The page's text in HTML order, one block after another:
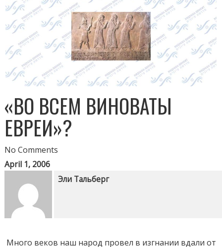
«ВО ВСЕМ ВИНОВАТЫ
ЕВРЕИ»?
No Comments
April 1, 2006
Эли Тальберг
Много веков наш народ провел в изгнании вдали от